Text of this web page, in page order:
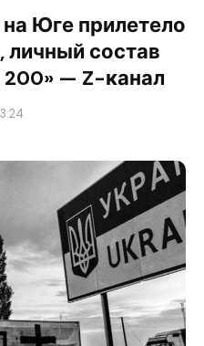
Юге прилетело
личный состав
200» — Z-канал